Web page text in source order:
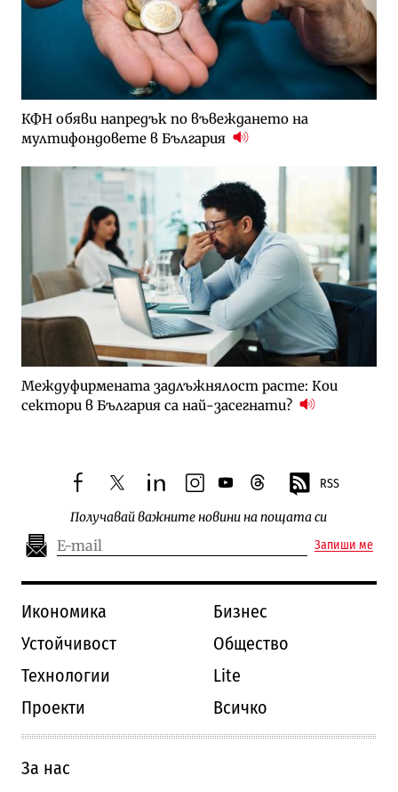
КФН обяви напредък по въвеждането на
мултифондовете в България
Междуфирмената задлъжнялост расте: Кои
сектори в България са най-засегнати?
facebooktwitterlinkedininstagram
youtubethreads RSS
Получавай важните новини на пощата си
Запиши ме
Икономика
Бизнес
Устойчивост
Общество
Технологии
Lite
Проекти
Всичко
За нас